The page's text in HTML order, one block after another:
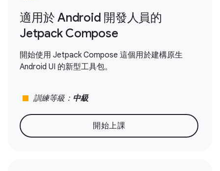
適用於 Android 開發人員的
Jetpack Compose
開始使用 Jetpack Compose 這個用於建構原生
Android UI 的新型工具包。
stop 訓練等級： 中級
開始上課